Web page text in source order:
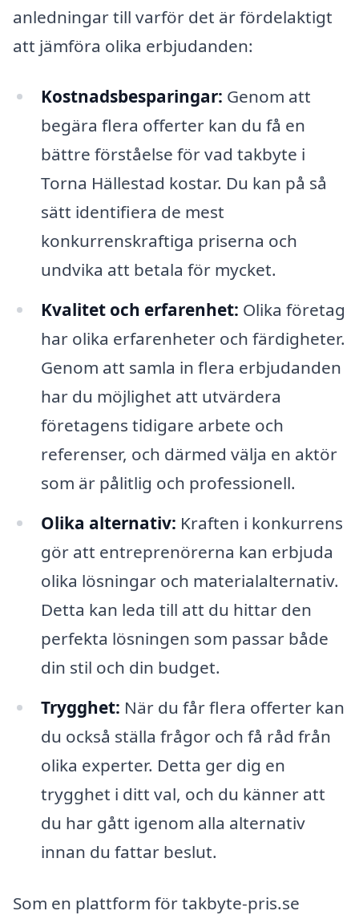
anledningar till varför det är fördelaktigt
att jämföra olika erbjudanden:
Kostnadsbesparingar: Genom att
begära flera offerter kan du få en
bättre förståelse för vad takbyte i
Torna Hällestad kostar. Du kan på så
sätt identifiera de mest
konkurrenskraftiga priserna och
undvika att betala för mycket.
Kvalitet och erfarenhet: Olika företag
har olika erfarenheter och färdigheter.
Genom att samla in flera erbjudanden
har du möjlighet att utvärdera
företagens tidigare arbete och
referenser, och därmed välja en aktör
som är pålitlig och professionell.
Olika alternativ: Kraften i konkurrens
gör att entreprenörerna kan erbjuda
olika lösningar och materialalternativ.
Detta kan leda till att du hittar den
perfekta lösningen som passar både
din stil och din budget.
Trygghet: När du får flera offerter kan
du också ställa frågor och få råd från
olika experter. Detta ger dig en
trygghet i ditt val, och du känner att
du har gått igenom alla alternativ
innan du fattar beslut.
Som en plattform för takbyte-pris.se